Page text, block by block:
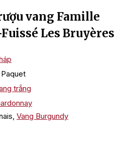
vang Famille
Les Bruyères
trắng
Vang Burgundy